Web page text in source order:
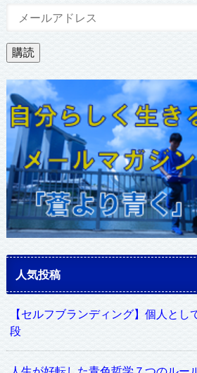
ル
ア
ド
レ
ス
購読
人気投稿
【セルフブランディング】個人とし
段